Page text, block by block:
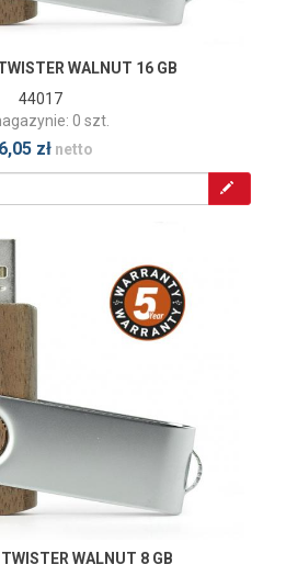
WALNUT 16 GB
44017
0 szt.
zł netto
WALNUT 8 GB